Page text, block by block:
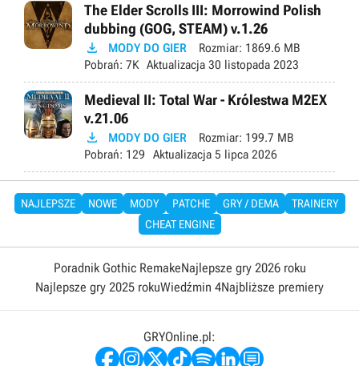
The Elder Scrolls III: Morrowind Polish
dubbing (GOG, STEAM) v.1.26
 MODY DO GIER Rozmiar: 1869.6 MB
Pobrań: 7K Aktualizacja 30 listopada 2023
Medieval II: Total War - Królestwa M2EX
v.21.06
 MODY DO GIER Rozmiar: 199.7 MB
Pobrań: 129 Aktualizacja 5 lipca 2026
NAJLEPSZE NOWE MODY PATCHE GRY / DEMA
TRAINERY
CHEAT ENGINE
Poradnik Gothic RemakeNajlepsze gry 2026 roku
Najlepsze gry 2025 rokuWiedźmin 4Najbliższe premiery
GRYOnline.pl: